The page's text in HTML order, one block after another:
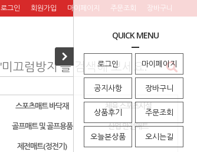
QUICK MENU
로그인 마이페이지
공지사항 장바구니
상품후기 주문조회
오늘본상품 오시는길
로그인 회원가입 마이페이지 주문조회 장바구니
스포츠매트 바닥재
체육 스포츠시설
골프매트 및 골프용품
산업 안전매트
제전매트(정전기)